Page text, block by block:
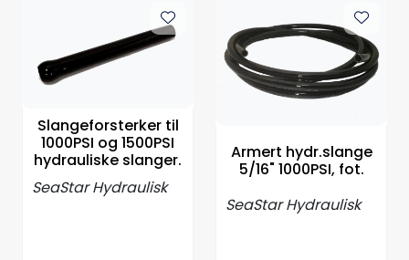
Slangeforsterker til
1000PSI og 1500PSI
hydrauliske slanger.
SeaStar Hydraulisk
Armert hydr.slange
5/16" 1000PSI, fot.
SeaStar Hydraulisk